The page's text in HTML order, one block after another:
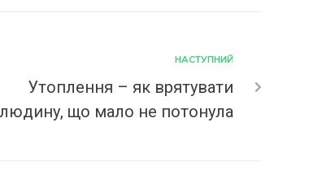
НАСТУПНИЙ
Утоплення – як врятувати
людину, що мало не потонула